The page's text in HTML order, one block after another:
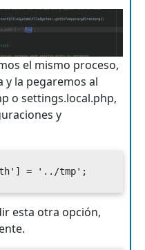
el mismo proceso,
y la pegaremos al
o settings.local.php,
y
= '../tmp';
esta otra opción,